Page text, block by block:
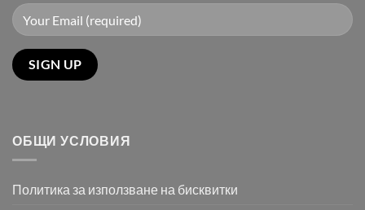
ОБЩИ УСЛОВИЯ
Политика за използване на бисквитки